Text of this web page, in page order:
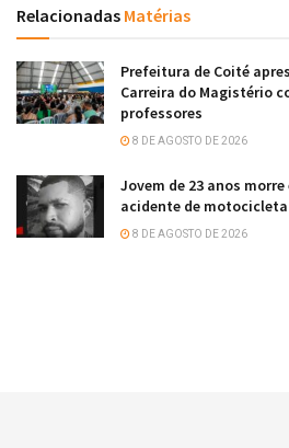
Relacionadas Matérias
Prefeitura de Coité
Carreira do Magistério
professores
8 DE AGOSTO DE 2026
Jovem de 23 anos
acidente de motocicleta
8 DE AGOSTO DE 2026